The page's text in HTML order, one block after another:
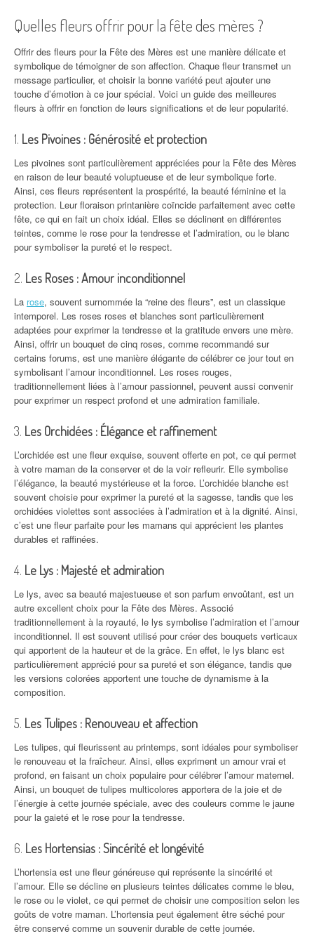
Quelles fleurs offrir pour la fête des mères ?
Offrir des fleurs pour la Fête des Mères est une manière délicate et
symbolique de témoigner de son affection. Chaque fleur transmet un
message particulier, et choisir la bonne variété peut ajouter une
touche d’émotion à ce jour spécial. Voici un guide des meilleures
fleurs à offrir en fonction de leurs significations et de leur popularité.
1. Les Pivoines : Générosité et protection
Les pivoines sont particulièrement appréciées pour la Fête des Mères
en raison de leur beauté voluptueuse et de leur symbolique forte.
Ainsi, ces fleurs représentent la prospérité, la beauté féminine et la
protection. Leur floraison printanière coïncide parfaitement avec cette
fête, ce qui en fait un choix idéal. Elles se déclinent en différentes
teintes, comme le rose pour la tendresse et l’admiration, ou le blanc
pour symboliser la pureté et le respect.
2. Les Roses : Amour inconditionnel
La rose, souvent surnommée la “reine des fleurs”, est un classique
intemporel. Les roses roses et blanches sont particulièrement
adaptées pour exprimer la tendresse et la gratitude envers une mère.
Ainsi, offrir un bouquet de cinq roses, comme recommandé sur
certains forums, est une manière élégante de célébrer ce jour tout en
symbolisant l’amour inconditionnel. Les roses rouges,
traditionnellement liées à l’amour passionnel, peuvent aussi convenir
pour exprimer un respect profond et une admiration familiale.
3. Les Orchidées : Élégance et raffinement
L’orchidée est une fleur exquise, souvent offerte en pot, ce qui permet
à votre maman de la conserver et de la voir refleurir. Elle symbolise
l’élégance, la beauté mystérieuse et la force. L’orchidée blanche est
souvent choisie pour exprimer la pureté et la sagesse, tandis que les
orchidées violettes sont associées à l’admiration et à la dignité. Ainsi,
c’est une fleur parfaite pour les mamans qui apprécient les plantes
durables et raffinées.
4. Le Lys : Majesté et admiration
Le lys, avec sa beauté majestueuse et son parfum envoûtant, est un
autre excellent choix pour la Fête des Mères. Associé
traditionnellement à la royauté, le lys symbolise l’admiration et l’amour
inconditionnel. Il est souvent utilisé pour créer des bouquets verticaux
qui apportent de la hauteur et de la grâce. En effet, le lys blanc est
particulièrement apprécié pour sa pureté et son élégance, tandis que
les versions colorées apportent une touche de dynamisme à la
composition.
5. Les Tulipes : Renouveau et affection
Les tulipes, qui fleurissent au printemps, sont idéales pour symboliser
le renouveau et la fraîcheur. Ainsi, elles expriment un amour vrai et
profond, en faisant un choix populaire pour célébrer l’amour maternel.
Ainsi, un bouquet de tulipes multicolores apportera de la joie et de
l’énergie à cette journée spéciale, avec des couleurs comme le jaune
pour la gaieté et le rose pour la tendresse.
6. Les Hortensias : Sincérité et longévité
L’hortensia est une fleur généreuse qui représente la sincérité et
l’amour. Elle se décline en plusieurs teintes délicates comme le bleu,
le rose ou le violet, ce qui permet de choisir une composition selon les
goûts de votre maman. L’hortensia peut également être séché pour
être conservé comme un souvenir durable de cette journée.